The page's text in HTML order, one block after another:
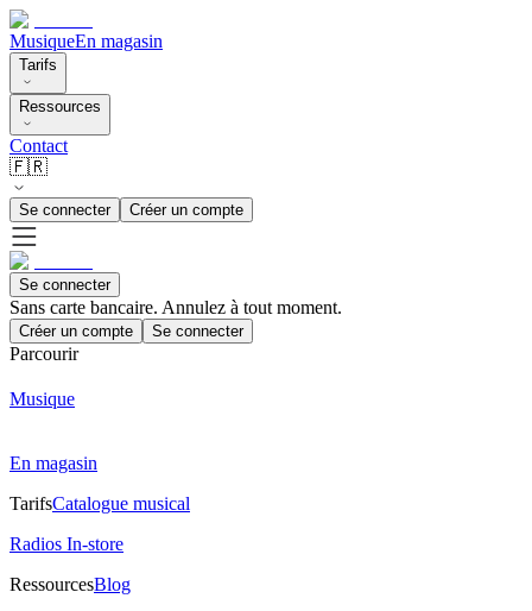
MusiqueEn magasin
Tarifs
Ressources
Contact
🇫🇷
Se connecter Créer un compte
Se connecter
Sans carte bancaire. Annulez à tout moment.
Créer un compte Se connecter
Parcourir
Musique
En magasin
TarifsCatalogue musical
Radios In-store
RessourcesBlog